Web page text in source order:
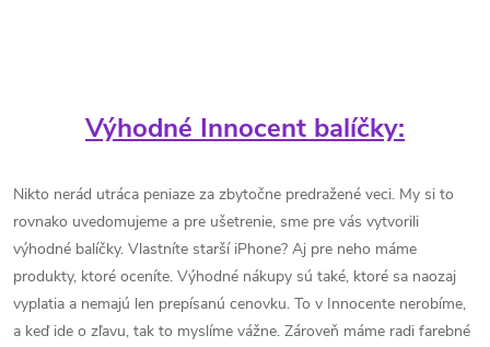
Výhodné Innocent balíčky:
Nikto nerád utráca peniaze za zbytočne predražené veci. My si to
rovnako uvedomujeme a pre ušetrenie, sme pre vás vytvorili
výhodné balíčky. Vlastníte starší iPhone? Aj pre neho máme
produkty, ktoré oceníte. Výhodné nákupy sú také, ktoré sa naozaj
vyplatia a nemajú len prepísanú cenovku. To v Innocente nerobíme,
a keď ide o zľavu, tak to myslíme vážne. Zároveň máme radi farebné